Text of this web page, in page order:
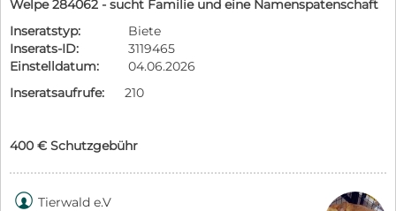
Welpe 284062 - sucht Familie und eine Namenspatenschaft
Inseratstyp:
Biete
Inserats-ID:
3119465
Einstelldatum:
04.06.2026
Inseratsaufrufe:
210
400 € Schutzgebühr
 Tierwald e.V